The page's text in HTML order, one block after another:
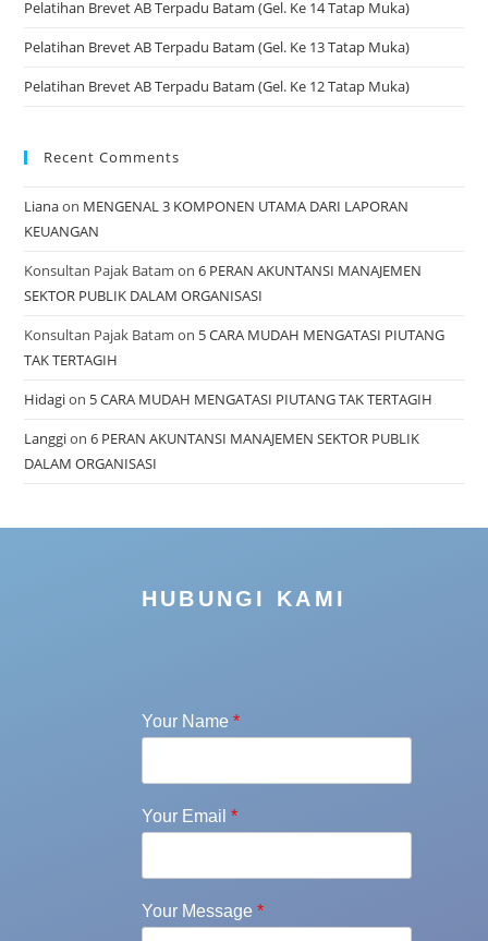
Pelatihan Brevet AB Terpadu Batam (Gel. Ke 14 Tatap Muka)
Pelatihan Brevet AB Terpadu Batam (Gel. Ke 13 Tatap Muka)
Pelatihan Brevet AB Terpadu Batam (Gel. Ke 12 Tatap Muka)
Recent Comments
Lianaon MENGENAL 3 KOMPONEN UTAMA DARI LAPORAN
KEUANGAN
Konsultan Pajak Batam on6 PERAN AKUNTANSI MANAJEMEN
SEKTOR PUBLIK DALAM ORGANISASI
Konsultan Pajak Batam on 5 CARA MUDAH MENGATASI PIUTANG
TAK TERTAGIH
Hidagion 5 CARA MUDAH MENGATASI PIUTANG TAK TERTAGIH
Langgion6 PERAN AKUNTANSI MANAJEMEN SEKTOR PUBLIK
DALAM ORGANISASI
HUBUNGI KAMI
Your Name *
Your Email *
Your Message *